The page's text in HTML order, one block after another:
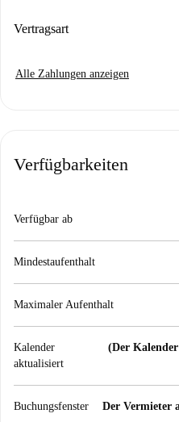
Vertragsart
Alle Zahlungen anzeigen
Verfügbarkeiten
Verfügbar ab
Mindestaufenthalt
Maximaler Aufenthalt
Kalender
aktualisiert
(Der
Buchungsfenster
Der Vermieter